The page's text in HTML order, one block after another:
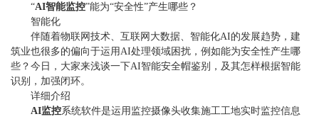
“AI智能监控”能为“安全性”产生哪些？
智能化
伴随着物联网技术、互联网大数据、智能化AI的发展趋势，建
筑业也很多的偏向于运用AI处理领域困扰，例如能为安全性产生哪
些？今日，大家来浅谈一下AI智能安全帽鉴别，及其怎样根据智能
识别，加强闭环。
详细介绍
AI监控系统软件是运用监控摄像头收集施工工地实时监控信息